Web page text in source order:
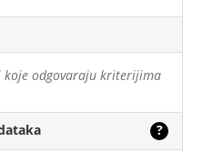
koje odgovaraju kriterijima
?